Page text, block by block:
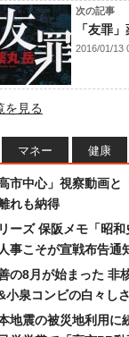
次の記事
「友罪
2016/01/13
を見る
マネー 健康
高市中心」視察動画
れも納得
ーズ 保阪メモ「昭
事こそが宣戦布告通
の8月が始まった 非
小泉コンビの白々しさ
地震の被災地利用